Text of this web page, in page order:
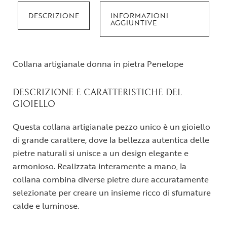
DESCRIZIONE INFORMAZIONI
AGGIUNTIVE
Collana artigianale donna in pietra Penelope
DESCRIZIONE E CARATTERISTICHE DEL
GIOIELLO
Questa collana artigianale pezzo unico è un gioiello
di grande carattere, dove la bellezza autentica delle
pietre naturali si unisce a un design elegante e
armonioso. Realizzata interamente a mano, la
collana combina diverse pietre dure accuratamente
selezionate per creare un insieme ricco di sfumature
calde e luminose.